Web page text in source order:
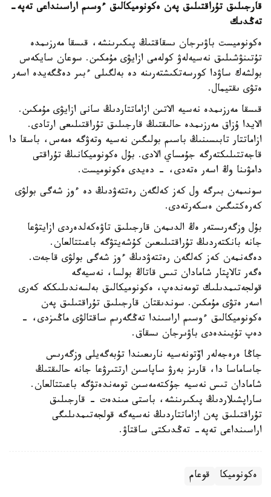
قارجىلىق تۇراقتىلىق پەن ەكونوميكالىق ءوسىم اراسىنداعى تەپە-
تەڭدىك
ەكونوميست باۋىرجان ىسقاقتىڭ پىكىرىنشە، قىسقا مەرزىمدە
تۇتىنۋشىلىق نەسيەلەۋ كولەمى ازايۋى مۇمكىن. سوعان سايكەس
بولشەك ساۋدا كورسەتكىشتەرىنە دە بەلگىلى ءبىر دەڭگەيدە اسەر
ەتۋى ىقتيمال.
قىسقا مەرزىمدە نەسيە الاتىن ازاماتتاردىڭ سانى ازايۋى مۇمكىن.
الايدا ۇزاق مەرزىمدە حالىقتىڭ قارجىلىق تۇراقتىلىعى ارتادى.
ازاماتتار تابىسىنىڭ باسىم بولىگىن نەسيە وتەۋگە ەمەس، باسقا دا
قاجەتتىلىكتەرگە جۇمساي الادى. بۇل ەكونوميكانىڭ تۇراقتى
دامۋىنا وڭ اسەر ەتەدى، - دەيدى ەكونوميست.
سونىمەن بىرگە ول كەز كەلگەن رەتتەۋدىڭ دە ءوز شەگى بولۋى
كەرەكتىگىن ەسكەرتەدى.
بۇل وزگەرىستەر ەڭ الدىمەن قارجىلىق تاۋەكەلدەردى ازايتۋعا
جانە بانكتەردىڭ تۇراقتىلىعىن كۇشەيتۋگە باعىتتالعان.
دەگەنمەن كەز كەلگەن رەتتەۋدىڭ ءوز شەگى بولۋى قاجەت.
ەگەر تالاپتار شامادان تىس قاتاڭ بولسا، نەسيەگە
قولجەتىمدىلىك تومەندەپ، ەكونوميكالىق بەلسەندىلىككە كەرى
اسەر ەتۋى مۇمكىن. سوندىقتان قارجىلىق تۇراقتىلىق پەن
ەكونوميكالىق ءوسىم اراسىندا تەڭگەرىم ساقتالۋى ماڭىزدى، -
دەپ تۇيىندەدى باۋىرجان ىسقاق.
جاڭا ەرەجەلەر اۆتونەسيە نارىعىندا تۇبەگەيلى وزگەرىس
جاساماسا دا، قارىز بەرۋ ساپاسىن ارتتىرۋعا جانە حالىقتىڭ
شامادان تىس نەسيە جۇكتەمەسىن تومەندەتۋگە باعىتتالعان.
ساراپشىلاردىڭ پىكىرىنشە، باستى مىندەت - قارجىلىق
تۇراقتىلىق پەن ازاماتتاردىڭ نەسيەگە قولجەتىمدىلىگى
اراسىنداعى تەپە- تەڭدىكتى ساقتاۋ.
ەكونوميكا قوعام